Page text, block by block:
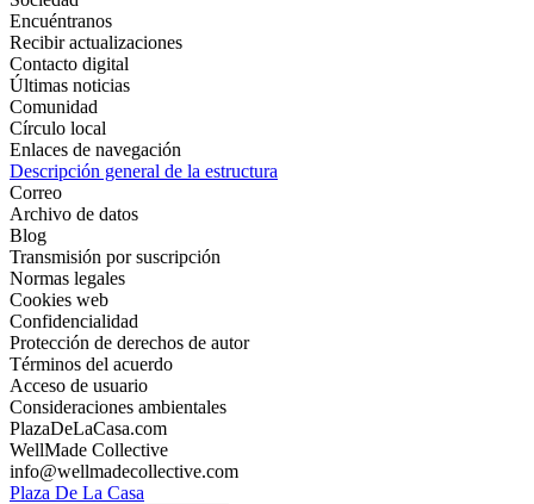
Encuéntranos
Recibir actualizaciones
Contacto digital
Últimas noticias
Comunidad
Círculo local
Enlaces de navegación
Descripción general de la estructura
Correo
Archivo de datos
Blog
Transmisión por suscripción
Normas legales
Cookies web
Confidencialidad
Protección de derechos de autor
Términos del acuerdo
Acceso de usuario
Consideraciones ambientales
PlazaDeLaCasa.com
WellMade Collective
info@wellmadecollective.com
Plaza De La Casa